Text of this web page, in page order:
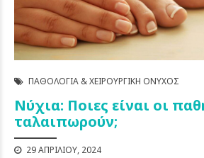
ΠΑΘΟΛΟΓΊΑ & ΧΕΙΡΟΥΡΓΙΚΉ ΌΝΥΧΟΣ
Νύχια: Ποιες είναι οι
ταλαιπωρούν;
29 ΑΠΡΙΛΊΟΥ, 2024